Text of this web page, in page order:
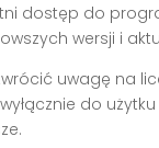
dostęp do
wersji i
uwagę na
do